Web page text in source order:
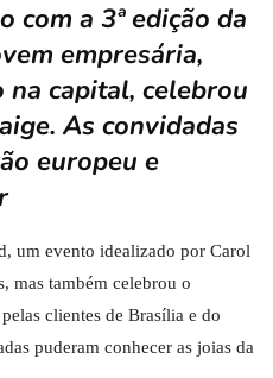
a 3ª edição da
empresária,
capital, celebrou
As convidadas
europeu e
um evento idealizado por Carol
mas também celebrou o
clientes de Brasília e do
puderam conhecer as joias da